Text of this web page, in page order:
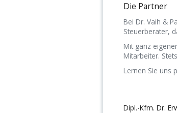
Die Partner
Bei Dr. Vaih &
Steuer­berater,
Mit ganz
Mitarbeiter.
Lernen Sie uns
Dipl.-Kfm. Dr.